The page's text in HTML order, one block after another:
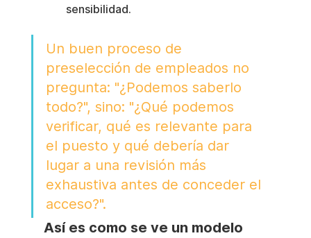
sensibilidad.
Un buen proceso de
preselección de empleados no
pregunta: "¿Podemos saberlo
todo?", sino: "¿Qué podemos
verificar, qué es relevante para
el puesto y qué debería dar
lugar a una revisión más
exhaustiva antes de conceder el
acceso?".
Así es como se ve un modelo